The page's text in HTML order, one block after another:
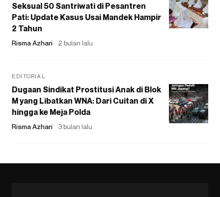
Seksual 50 Santriwati di Pesantren
Pati: Update Kasus Usai Mandek Hampir
2 Tahun
Risma Azhari 2 bulan lalu
EDITORIAL
Dugaan Sindikat Prostitusi Anak di Blok
M yang Libatkan WNA: Dari Cuitan di X
hingga ke Meja Polda
Risma Azhari 3 bulan lalu